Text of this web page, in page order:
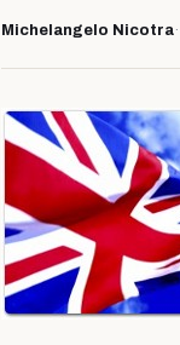
Michelangelo Nicotra·